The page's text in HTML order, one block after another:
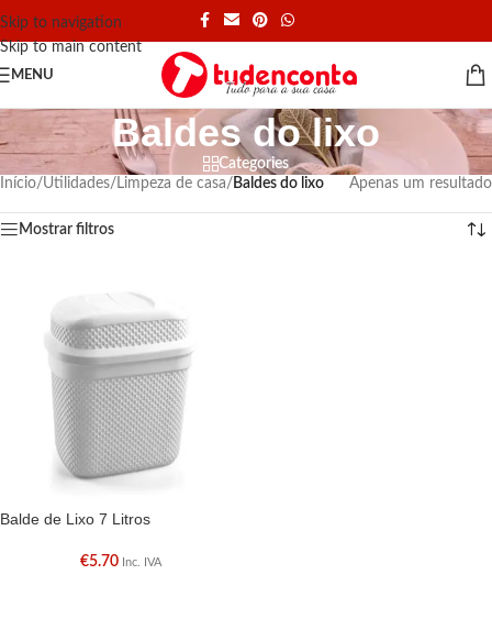
Skip to navigation
Skip to main content
MENU
Baldes do lixo
Categories
Início/Utilidades/ Limpeza de casa/ Baldes do lixo Apenas um resultado
Mostrar filtros
Balde de Lixo 7 Litros
€5.70 Inc. IVA